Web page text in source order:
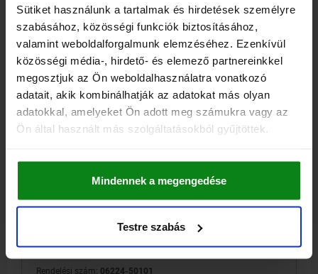
Sütiket használunk a tartalmak és hirdetések személyre
szabásához, közösségi funkciók biztosításához,
valamint weboldalforgalmunk elemzéséhez. Ezenkívül
közösségi média-, hirdető- és elemező partnereinkkel
megosztjuk az Ön weboldalhasználatra vonatkozó
adatait, akik kombinálhatják az adatokat más olyan
adatokkal, amelyeket Ön adott meg számukra vagy az
Ön által használt más szolgáltatásokból gyűjtöttek.
Mindennek a megengedése
Testre szabás
06224
CSILLAGFOGANTYÚ BIZTONSÁGI FUNKCIÓVAL MÉ.3
MENETTÍPUS=BELSŐ MENET
KÜLSŐ ÁTMÉRŐ=50
MAGASSÁG=41,9 MENET=M10
D8=22 H1=10 H4=37,1
FOGSZÁM =12
Rendelési szám: 06224-50101